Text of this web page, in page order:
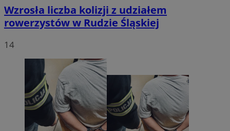
Wzrosła liczba kolizji z udziałem
rowerzystów w Rudzie Śląskiej
14